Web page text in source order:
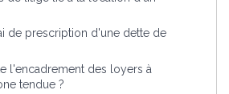
de prescription d'une dette de
l'encadrement des loyers à
tendue ?